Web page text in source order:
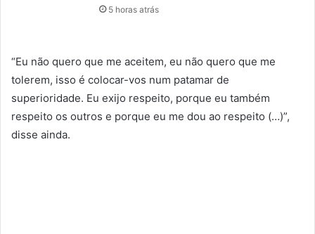
5 horas atrás
“Eu não quero que me aceitem, eu não quero que me
tolerem, isso é colocar-vos num patamar de
superioridade. Eu exijo respeito, porque eu também
respeito os outros e porque eu me dou ao respeito (…)”,
disse ainda.